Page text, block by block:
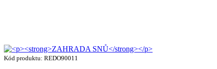
Kód produktu: REDO90011